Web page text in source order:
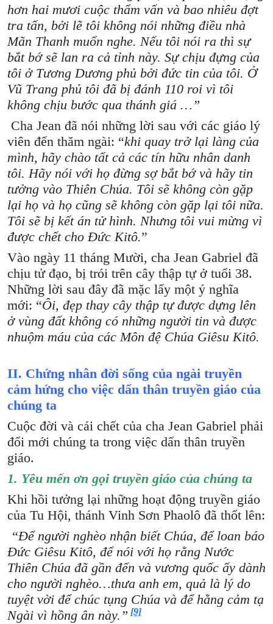
hơn hai mươi cuộc thẩm vấn và bao nhiêu đợt
tra tấn, bởi lẽ tôi không nói những điều nhà
Mãn Thanh muốn nghe. Nếu tôi nói ra thì sự
bắt bớ sẽ lan ra cả tỉnh này. Sự chịu đựng của
tôi ở Tương Dương phủ bởi đức tin của tôi. Ở
Vũ Trang phủ tôi đã bị đánh 110 roi vì tôi
không chịu bước qua thánh giá …”
Cha Jean đã nói những lời sau với các giáo lý
viên đến thăm ngài: “khi quay trở lại làng của
mình, hãy chào tất cả các tín hữu nhân danh
tôi. Hãy nói với họ đừng sợ bắt bớ và hãy tin
tưởng vào Thiên Chúa. Tôi sẽ không còn gặp
lại họ và họ cũng sẽ không còn gặp lại tôi nữa.
Tôi sẽ bị kết án tử hình. Nhưng tôi vui mừng vì
được chết cho Đức Kitô.”
Vào ngày 11 tháng Mười, cha Jean Gabriel đã
chịu tử đạo, bị trói trên cây thập tự ở tuổi 38.
Những lời sau đây đã mặc lấy một ý nghĩa
mới: “Ôi, đẹp thay cây thập tự được dựng lên
ở vùng đất không có những người tin và được
nhuộm máu của các Môn đệ Chúa Giêsu Kitô.
II. Chứng nhân đời sống của ngài truyền
cảm hứng cho việc dấn thân truyền giáo của
chúng ta
Cuộc đời và cái chết của cha Jean Gabriel phải
đổi mới chúng ta trong việc dấn thân truyền
giáo.
1. Yêu mến ơn gọi truyền giáo của chúng ta
Khi hồi tưởng lại những hoạt động truyền giáo
của Tu Hội, thánh Vinh Sơn Phaolô đã thốt lên:
“Để người nghèo nhận biết Chúa, để loan báo
Đức Giêsu Kitô, để nói với họ rằng Nước
Thiên Chúa đã gần đến và vương quốc ấy dành
cho người nghèo…thưa anh em, quả là lý do
tuyệt vời để chúc tụng Chúa và để hằng cảm tạ
Ngài vì hồng ân này.” [9]